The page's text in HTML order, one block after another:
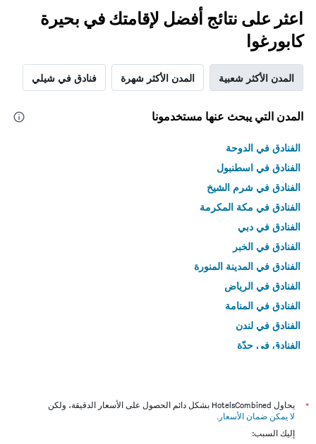
اعثر على نتائج أفضل لإقامتك في بحيرة
كابورغوا
المدن الأكثر شعبية المدن الأكثر شهرة فنادق في شيلي
المدن التي يبحث عنها مستخدمونا
الفنادق في الدوحة
الفنادق في اسطنبول
الفنادق في شرم الشيخ
الفنادق في مكة المكرمة
الفنادق في دبي
الفنادق في الخبر
الفنادق في المدينة المنورة
الفنادق في الرياض
الفنادق في المنامة
الفنادق في لندن
الفنادق في جدّة
*
يحاول HotelsCombined بشكل دائم الحصول على الأسعار الدقيقة، ولكن
لا يمكن ضمان الأسعار .
إليك السبب: